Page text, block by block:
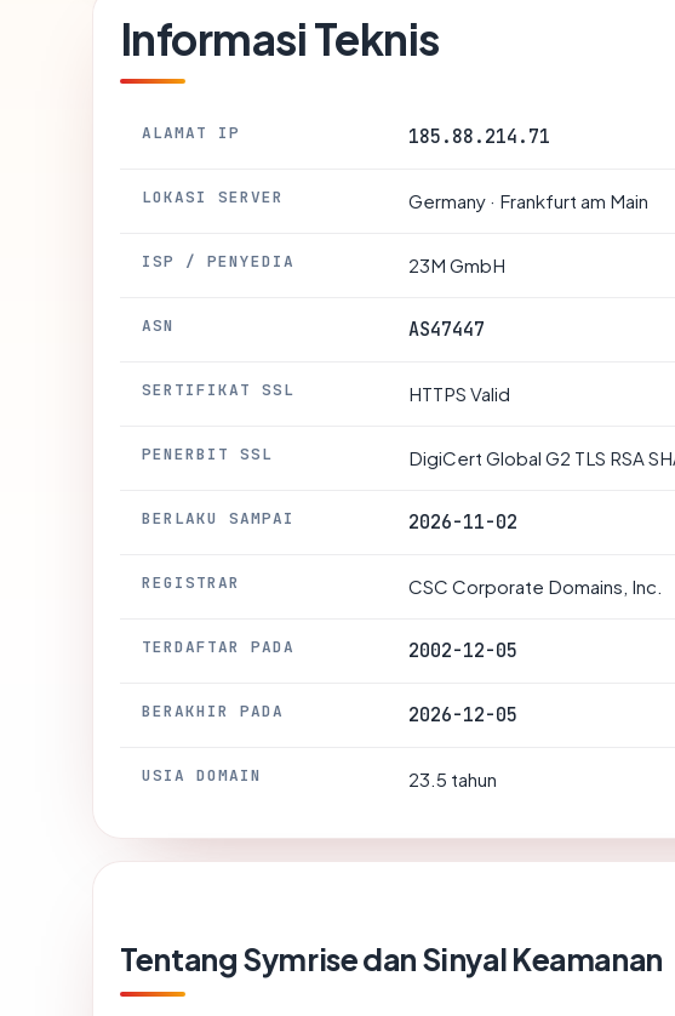
Informasi Teknis
ALAMAT IP 185.88.214.71
LOKASI SERVER Germany · Frankfurt am Main
ISP / PENYEDIA 23M GmbH
ASN AS47447
SERTIFIKAT SSL HTTPS Valid
PENERBIT SSL DigiCert Global G2 TLS RSA
BERLAKU SAMPAI 2026-11-02
REGISTRAR CSC Corporate Domains, Inc.
TERDAFTAR PADA 2002-12-05
BERAKHIR PADA 2026-12-05
USIA DOMAIN 23.5 tahun
Tentang Symrise dan Sinyal Keamanan